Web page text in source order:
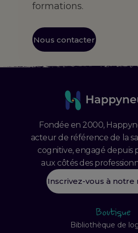
formations.
Nous contacter
Fondée en 2000,
acteur de référence de la
cognitive, engagé depuis
aux côtés des
Inscrivez-vous à
Boutique
Bibliothèque de